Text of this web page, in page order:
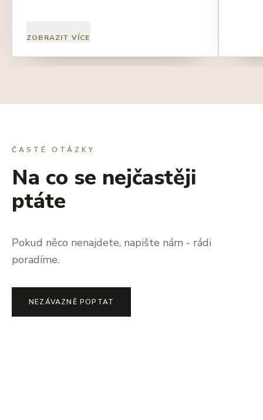
ZOBRAZIT VÍCE
ČASTÉ OTÁZKY
Na co se nejčastěji
ptáte
Pokud něco nenajdete, napište nám - rádi
poradíme.
NEZÁVAZNĚ POPTAT